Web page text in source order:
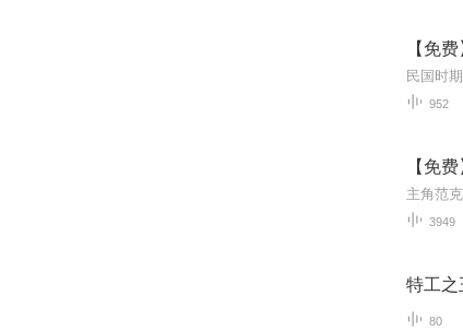
【免
952
【免
3949
特工
80